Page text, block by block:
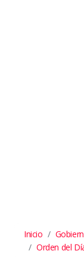
Inicio
Orden del